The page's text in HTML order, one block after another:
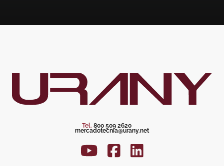
Tel. 800 509 2620
mercadotecnia@urany.net